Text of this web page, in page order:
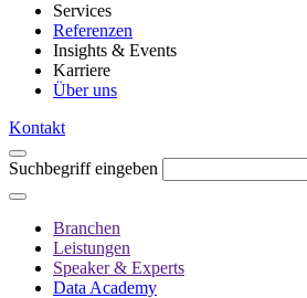
Services
Referenzen
Insights & Events
Karriere
Über uns
Kontakt
Suchbegriff eingeben
Branchen
Leistungen
Speaker & Experts
Data Academy